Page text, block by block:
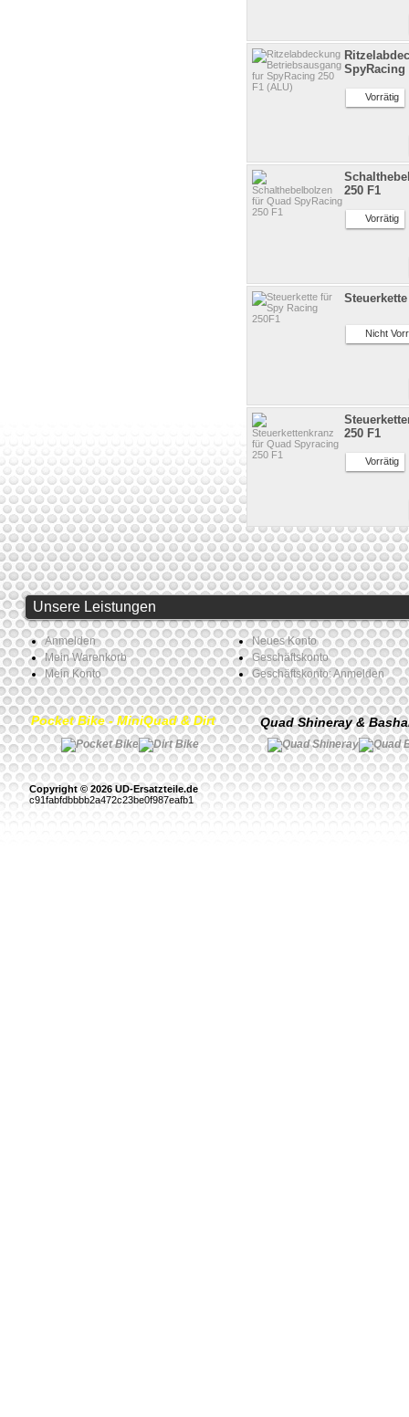
SpyRacing
Vorrätig
250 F1
Vorrätig
Nicht
250 F1
Vorrätig
Unsere Leistungen
Anmelden
Mein Warenkorb
Mein Konto
Neues Konto
Geschäftskonto
Geschäftskonto: Anmelden
Pocket Bike - MiniQuad & Dirt Quad Shineray &
Copyright © 2026 UD-Ersatzteile.de
c91fabfdbbbb2a472c23be0f987eafb1